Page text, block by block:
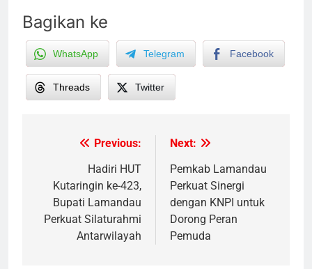
Bagikan ke
WhatsApp Telegram Facebook
Threads Twitter
navigation
Previous:
Hadiri HUT
Kutaringin ke-423,
Bupati Lamandau
Perkuat Silaturahmi
Antarwilayah
Next:
Pemkab Lamandau
Perkuat Sinergi
dengan KNPI untuk
Dorong Peran
Pemuda